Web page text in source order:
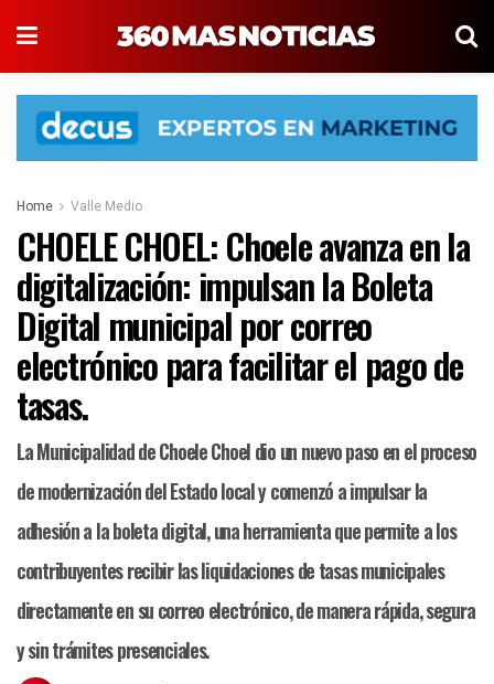
Home Valle Medio
CHOELE CHOEL: Choele avanza en la
digitalización: impulsan la Boleta
Digital municipal por correo
electrónico para facilitar el pago de
tasas.
La Municipalidad de Choele Choel dio un nuevo paso en el proceso
de modernización del Estado local y comenzó a impulsar la
adhesión a la boleta digital, una herramienta que permite a los
contribuyentes recibir las liquidaciones de tasas municipales
directamente en su correo electrónico, de manera rápida, segura
y sin trámites presenciales.